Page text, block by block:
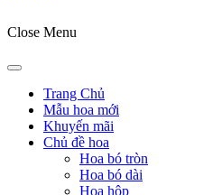
Close Menu
Trang Chủ
Mẫu hoa mới
Khuyến mãi
Chủ đề hoa
Hoa bó tròn
Hoa bó dài
Hoa hộp